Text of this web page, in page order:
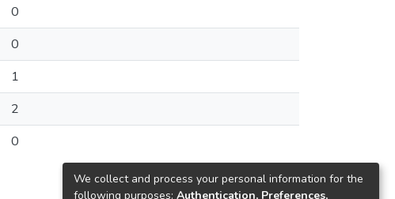
0
0
1
2
0
We collect and process your personal information for the
following purposes: Authentication, Preferences,